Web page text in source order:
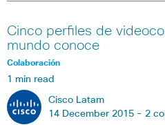
Cinco perfiles de
mundo conoce
Colaboración
1 min read
Cisco Latam
14 December 2015 - 2